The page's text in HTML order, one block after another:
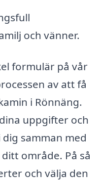
och vänner.
formulär på vår
av att få
i Rönnäng.
uppgifter och
samman med
område. På så
och välja den